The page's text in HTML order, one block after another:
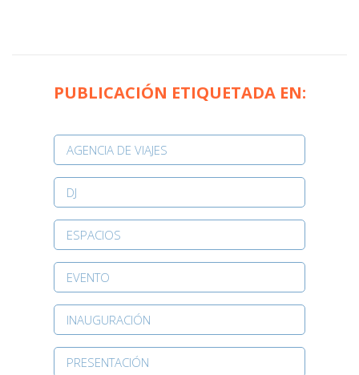
PUBLICACIÓN ETIQUETADA EN:
AGENCIA DE VIAJES
DJ
ESPACIOS
EVENTO
INAUGURACIÓN
PRESENTACIÓN